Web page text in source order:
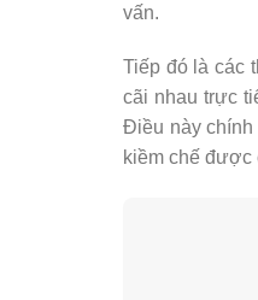
vấn.
Tiếp đó là các
cãi nhau trực
Điều này chính
kiềm chế được